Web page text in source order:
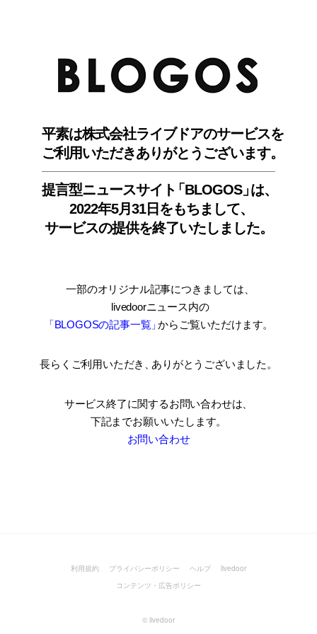
平素は株式会社ライブドアのサービスを
ご利用いただきありがとうございます。
提言型ニュースサイ ト「BLOGOS」は、
2022年5月31日をもちまして、
サービスの提供を終了いたしました。
一部のオリジナル記事につきましては
livedoorニュース内の
「BLOGOSの記事一覧」からご覧いただけます。
長らくご利用いただき ありがとうございました。
サービス終了に関するお問い合わせは、
下記までお願いいたします。
お問い合わせ
利用規約 プライバシーポリシー ヘルプ
livedoor
コンテンツ・広告ポリシー
© livedoor